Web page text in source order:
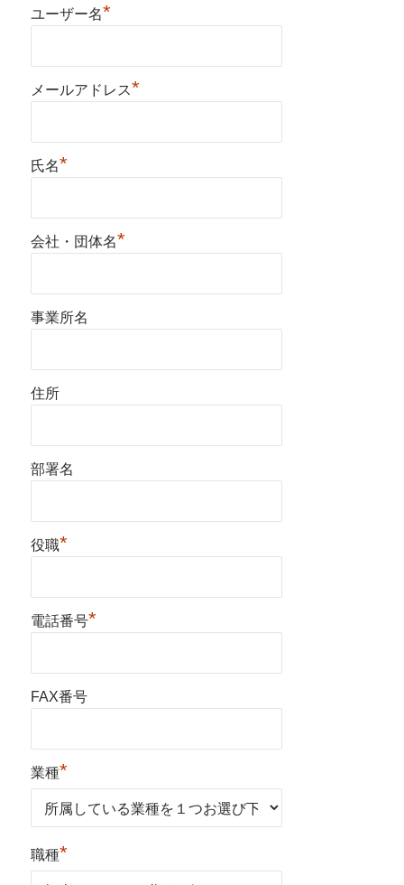
ユーザー名*
メールアドレス*
氏名*
会社・団体名*
事業所名
住所
部署名
役職*
電話番号*
FAX番号
業種*
職種*